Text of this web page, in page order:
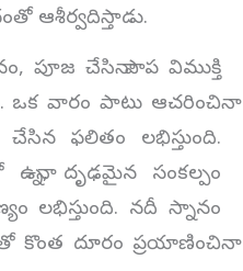
ఆశీర్వదిస్తాడు.
పూజ చేసినా పాప విముక్తి
ఒక వారం పాటు ఆచరించినా
ఫలితం లభిస్తుంది.
దృఢమైన సంకల్పం
లభిస్తుంది. నదీ స్నానం
కొంత దూరం ప్రయాణించినా